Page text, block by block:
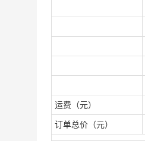
运费（元）
订单总价（元）